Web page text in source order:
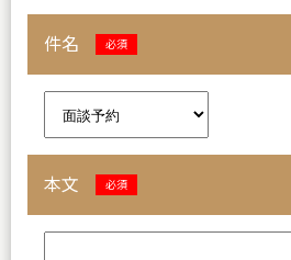
件名 必須
本文 必須